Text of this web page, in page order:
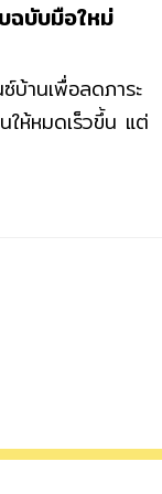
ฉบับมือใหม่
บ้านเพื่อลดภาระ
ให้หมดเร็วขึ้น แต่
นนซ์บ้าน